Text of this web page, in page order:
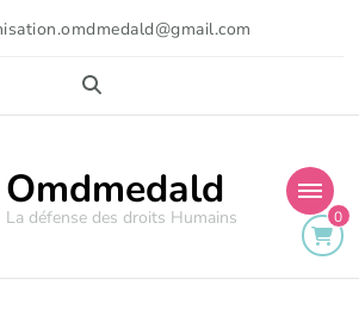
Omdmedald
La défense des droits Humains 0